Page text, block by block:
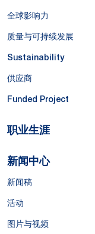
全球影响力
质量与可持续发展
Sustainability
供应商
Funded Project
职业生涯
新闻中心
新闻稿
活动
图片与视频